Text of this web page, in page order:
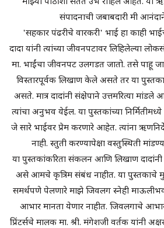
संपादनाची जबाबदारी मी
'सहकार पंढरीचे वारकरी' भाई हा काही
दादा यांनी त्यांच्या जीवनपटावर लिहिलेल्या
मा. भाईंचा जीवनपट उलगडत जातो. तसे पाहू
विस्तारपूर्वक लिखाण केले असते तर या
असते. मात्र दादांनी संक्षेपाने उत्तमरित्या
त्यांचा अनुभव येईल. या पुस्तकांच्या
जे सारे भाईवर प्रेम करणारे आहेत. त्यांना
नाही. स्तुती करण्यापेक्षा वस्तुस्थिती
या पुस्तकांकरिता संकलन आणि लिखाण
असे आमचे कृत्रिम संबंध नाहीत. या पुस्तकाचे
समर्थपणे पेलणारे माझे जिवलग स्नेही
आभार मानता येणार नाहीत. जिवलगाचे
प्रिंटर्सचे मालक मा. श्री. मंगेशजी वर्तक यांनी